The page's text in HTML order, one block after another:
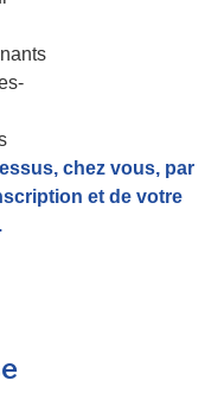
chez vous, par
et de votre